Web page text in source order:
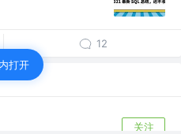
12
关注
打开